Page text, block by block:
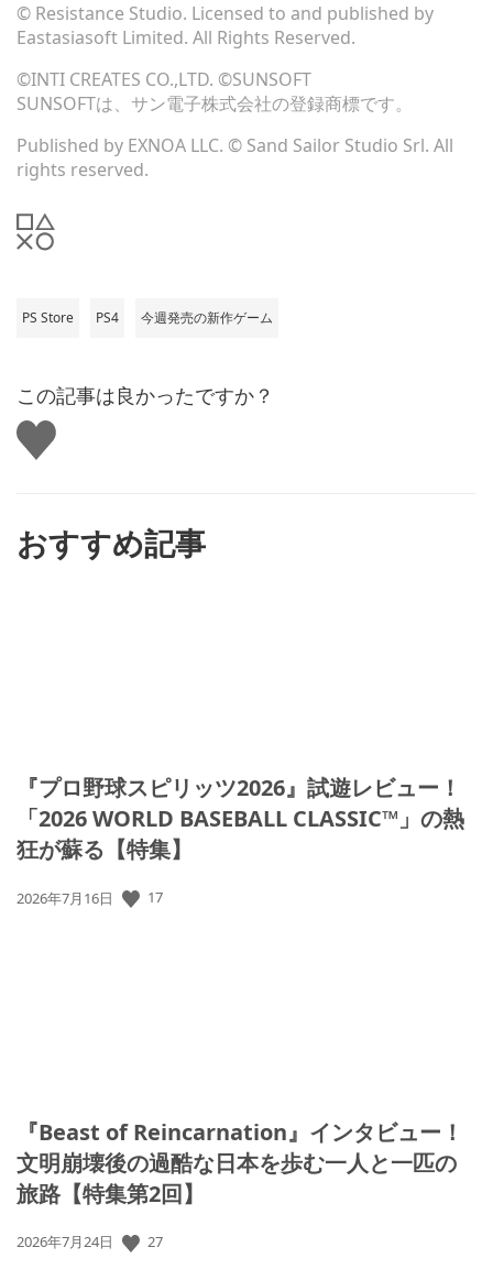
© Resistance Studio. Licensed to and published by
Eastasiasoft Limited. All Rights Reserved.
©INTI CREATES CO.,LTD. ©SUNSOFT
SUNSOFTは、サン電子株式会社の登録商標です。
Published by EXNOA LLC. © Sand Sailor Studio Srl. All
rights reserved.
PS Store PS4 今週発売の新作ゲーム
この記事は良かったですか？
い
い
おすすめ記事
『プロ野球スピリッツ2026』試遊レビュー！
「2026 WORLD BASEBALL CLASSIC™」の熱
狂が蘇る【特集】
公
2026年7月16日 17
『Beast of Reincarnation』インタビュー！
文明崩壊後の過酷な日本を歩む一人と一匹の
旅路【特集第2回】
公
2026年7月24日 27